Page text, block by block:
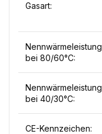
Gasart:
Nennwärmeleistung
bei 80/60°C:
Nennwärmeleistung
bei 40/30°C:
CE-Kennzeichen: